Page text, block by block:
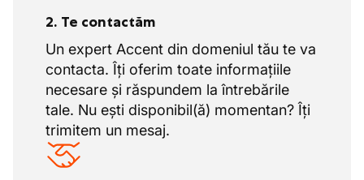
Cursuri și perfecționări pentru a-ți consolida
2. Te contactăm
Un expert Accent din domeniul tău te va
contacta. Îți oferim toate informațiile
necesare și răspundem la întrebările
tale. Nu ești disponibil(ă) momentan? Îți
trimitem un mesaj.